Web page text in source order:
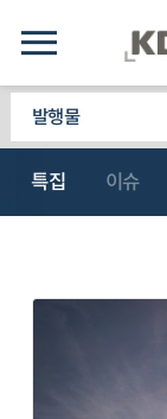
발행물
특집 이슈